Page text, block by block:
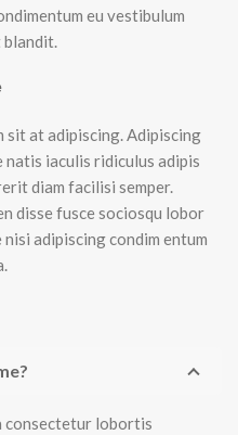
eu vestibulum
blandit.
sit at adipiscing. Adipiscing
natis iaculis ridiculus adipis
diam facilisi semper.
disse fusce sociosqu lobor
adipiscing condim entum
consectetur lobortis